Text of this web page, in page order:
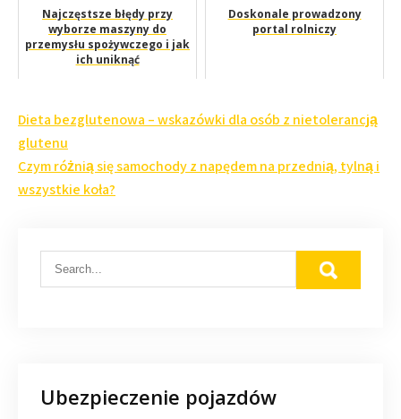
Najczęstsze błędy przy
wyborze maszyny do
przemysłu spożywczego i jak
ich uniknąć
Doskonale prowadzony
portal rolniczy
Nawigacja
wpisu
Dieta bezglutenowa – wskazówki dla osób z nietolerancją
glutenu
Czym różnią się samochody z napędem na przednią, tylną i
wszystkie koła?
Ubezpieczenie pojazdów